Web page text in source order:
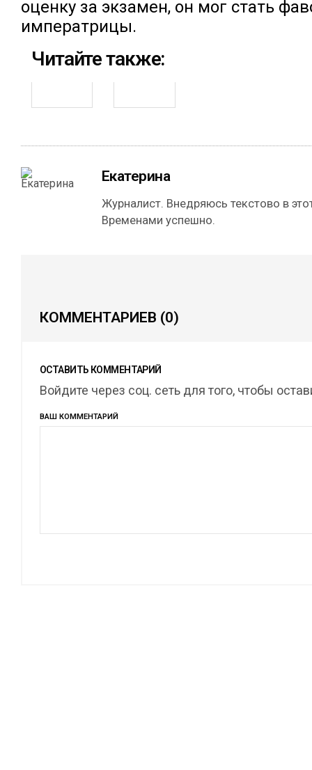
оценку за экзамен, он мог стать
императрицы.
Читайте также:
Екатерина
Журналист. Внедряюсь текстово в
Временами успешно.
КОММЕНТАРИЕВ (0)
ОСТАВИТЬ КОММЕНТАРИЙ
Войдите через соц. сеть для того, чтобы
ВАШ КОММЕНТАРИЙ